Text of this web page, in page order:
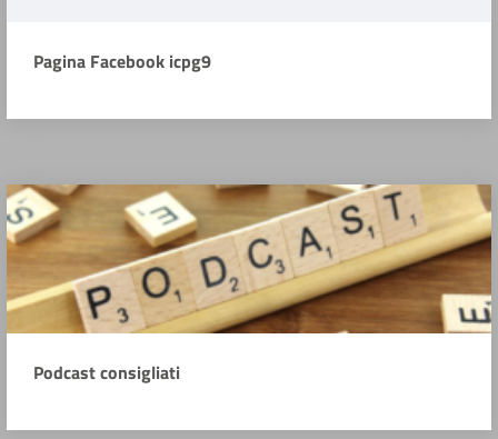
Pagina Facebook icpg9
Podcast consigliati